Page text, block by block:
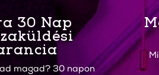
30 Nap
magad? 30 napon